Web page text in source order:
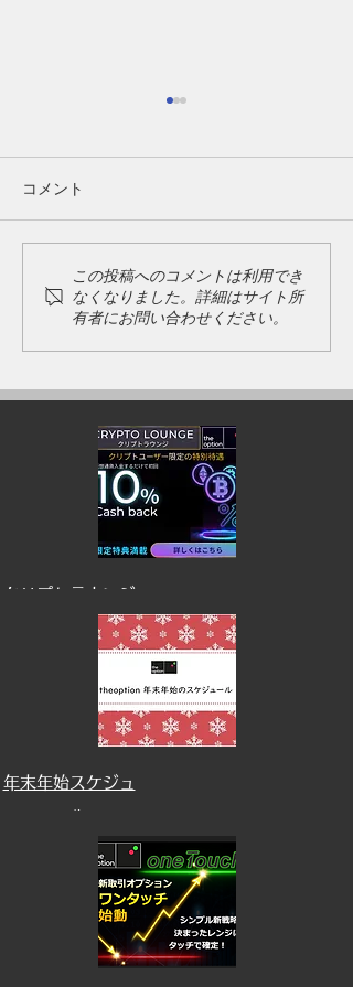
ゴールデンウィーク期間
中のご利用について
コメント
この投稿へのコメントは利用でき
なくなりました。詳細はサイト所
有者にお問い合わせください。
​クリプトラウンジ
​年末年始スケジュ
ール